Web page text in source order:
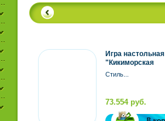
Игра настольная
"Кикиморская
слободка"
Стиль...
73.554 руб.